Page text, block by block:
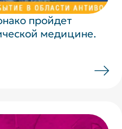
пройдет
медицине.